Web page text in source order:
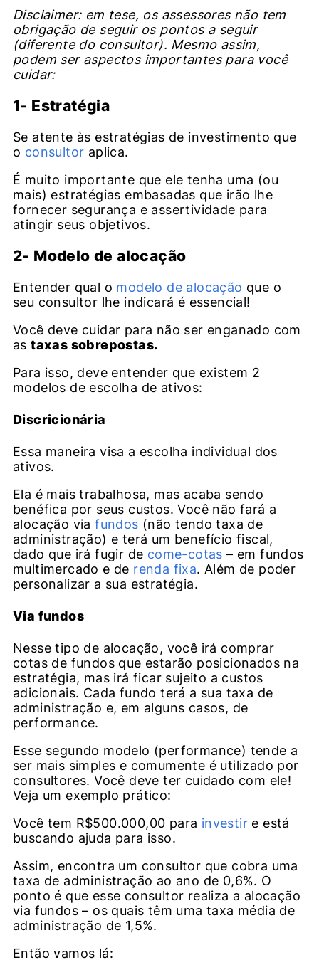
Disclaimer: em tese, os assessores não tem
obrigação de seguir os pontos a seguir
(diferente do consultor). Mesmo assim,
podem ser aspectos importantes para você
cuidar:
1- Estratégia
Se atente às estratégias de investimento que
o consultor aplica.
É muito importante que ele tenha uma (ou
mais) estratégias embasadas que irão lhe
fornecer segurança e assertividade para
atingir seus objetivos.
2- Modelo de alocação
Entender qual o modelo de alocação que o
seu consultor lhe indicará é essencial!
Você deve cuidar para não ser enganado com
astaxas sobrepostas.
Para isso, deve entender que existem 2
modelos de escolha de ativos:
Discricionária
Essa maneira visa a escolha individual dos
ativos.
Ela é mais trabalhosa, mas acaba sendo
benéfica por seus custos. Você não fará a
alocação viafundos (não tendo taxa de
administração) e terá um benefício fiscal,
dado que irá fugir de come-cotas – em fundos
multimercado e de renda fixa. Além de poder
personalizar a sua estratégia.
Via fundos
Nesse tipo de alocação, você irá comprar
cotas de fundos que estarão posicionados na
estratégia, mas irá ficar sujeito a custos
adicionais. Cada fundo terá a sua taxa de
administração e, em alguns casos, de
performance.
Esse segundo modelo (performance) tende a
ser mais simples e comumente é utilizado por
consultores. Você deve ter cuidado com ele!
Veja um exemplo prático:
Você tem R$500.000,00 para investir e está
buscando ajuda para isso.
Assim, encontra um consultor que cobra uma
taxa de administração ao ano de 0,6%. O
ponto é que esse consultor realiza a alocação
via fundos – os quais têm uma taxa média de
administração de 1,5%.
Então vamos lá: